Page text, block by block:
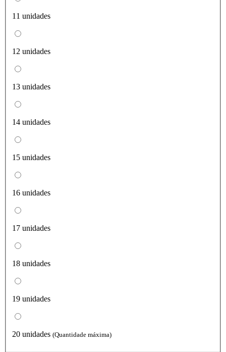
11 unidades
12 unidades
13 unidades
14 unidades
15 unidades
16 unidades
17 unidades
18 unidades
19 unidades
20 unidades (Quantidade máxima)